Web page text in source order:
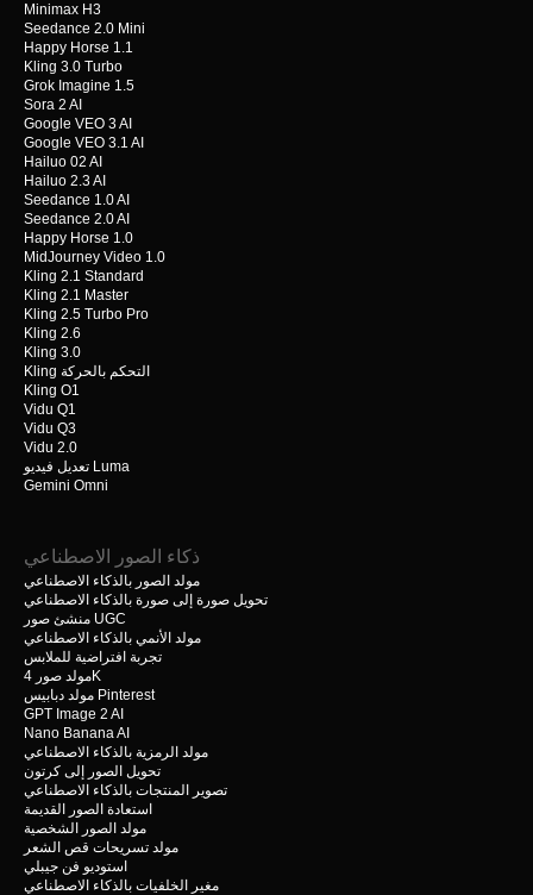
Minimax H3
Seedance 2.0 Mini
Happy Horse 1.1
Kling 3.0 Turbo
Grok Imagine 1.5
Sora 2 AI
Google VEO 3 AI
Google VEO 3.1 AI
Hailuo 02 AI
Hailuo 2.3 AI
Seedance 1.0 AI
Seedance 2.0 AI
Happy Horse 1.0
MidJourney Video 1.0
Kling 2.1 Standard
Kling 2.1 Master
Kling 2.5 Turbo Pro
Kling 2.6
Kling 3.0
Kling التحكم بالحركة
Kling O1
Vidu Q1
Vidu Q3
Vidu 2.0
تعديل فيديو Luma
Gemini Omni
ذكاء الصور الاصطناعي
مولد الصور بالذكاء الاصطناعي
تحويل صورة إلى صورة بالذكاء الاصطناعي
منشئ صور UGC
مولد الأنمي بالذكاء الاصطناعي
تجربة افتراضية للملابس
مولد صور 4K
مولد دبابيس Pinterest
GPT Image 2 AI
Nano Banana AI
مولد الرمزية بالذكاء الاصطناعي
تحويل الصور إلى كرتون
تصوير المنتجات بالذكاء الاصطناعي
استعادة الصور القديمة
مولد الصور الشخصية
مولد تسريحات قص الشعر
استوديو فن جيبلي
مغير الخلفيات بالذكاء الاصطناعي